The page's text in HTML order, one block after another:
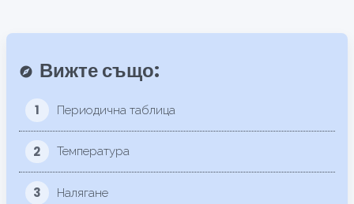
explore Вижте също:
1 Периодична таблица
2 Температура
3 Налягане